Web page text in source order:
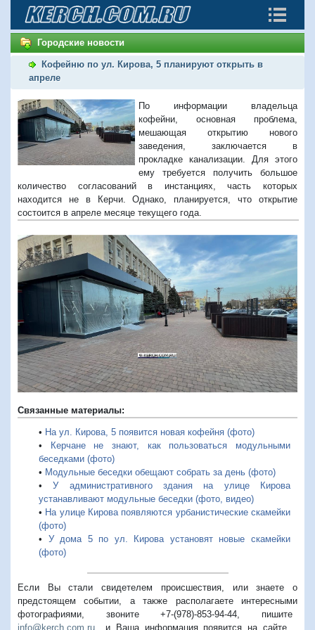
Городские новости
Кофейню по ул. Кирова, 5 планируют открыть в
апреле
По информации владельца
кофейни, основная проблема,
мешающая открытию нового
заведения, заключается в
прокладке канализации. Для этого
ему требуется получить большое
количество согласований в инстанциях, часть которых
находится не в Керчи. Однако, планируется, что открытие
состоится в апреле месяце текущего года.
Связанные материалы:
• На ул. Кирова, 5 появится новая кофейня (фото)
• Керчане не знают, как пользоваться модульными
беседками (фото)
• Модульные беседки обещают собрать за день (фото)
•У административного здания на улице Кирова
устанавливают модульные беседки (фото, видео)
• На улице Кирова появляются урбанистические скамейки
(фото)
• У дома 5 по ул. Кирова установят новые скамейки
(фото)
Если Вы стали свидетелем происшествия, или знаете о
предстоящем событии, а также располагаете интересными
фотографиями, звоните +7-(978)-853-94-44, пишите
info@kerch.com.ru и Ваша информация появится на сайте